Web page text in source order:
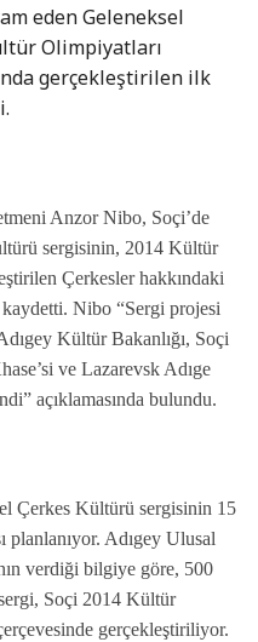
eden Geleneksel
Olimpiyatları
gerçekleştirilen ilk
Anzor Nibo, Soçi’de
sergisinin, 2014 Kültür
Çerkesler hakkındaki
Nibo “Sergi projesi
Kültür Bakanlığı, Soçi
ve Lazarevsk Adıge
açıklamasında bulundu.
Çerkes Kültürü sergisinin 15
planlanıyor. Adıgey Ulusal
verdiği bilgiye göre, 500
Soçi 2014 Kültür
gerçekleştiriliyor.